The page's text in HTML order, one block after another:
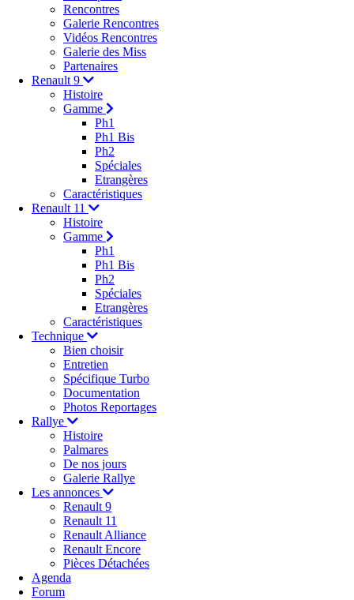
Rencontres
Galerie Rencontres
Vidéos Rencontres
Galerie des Miss
Partenaires
Renault 9
Histoire
Gamme
Ph1
Ph1 Bis
Ph2
Spéciales
Etrangères
Caractéristiques
Renault 11
Histoire
Gamme
Ph1
Ph1 Bis
Ph2
Spéciales
Etrangères
Caractéristiques
Technique
Bien choisir
Entretien
Spécifique Turbo
Documentation
Photos Reportages
Rallye
Histoire
Palmares
De nos jours
Galerie Rallye
Les annonces
Renault 9
Renault 11
Renault Alliance
Renault Encore
Pièces Détachées
Agenda
Forum